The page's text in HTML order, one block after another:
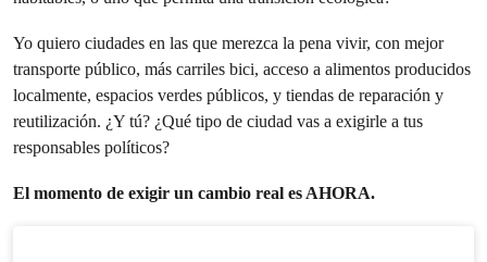
Yo quiero ciudades en las que merezca la pena vivir, con mejor
transporte público, más carriles bici, acceso a alimentos producidos
localmente, espacios verdes públicos, y tiendas de reparación y
reutilización. ¿Y tú? ¿Qué tipo de ciudad vas a exigirle a tus
responsables políticos?
El momento de exigir un cambio real es AHORA.